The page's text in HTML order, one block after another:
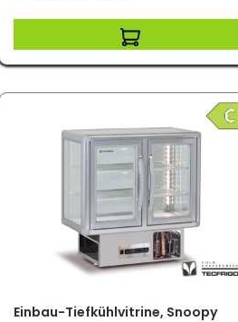
Einbau-Tiefkühlvitrine, Snoopy